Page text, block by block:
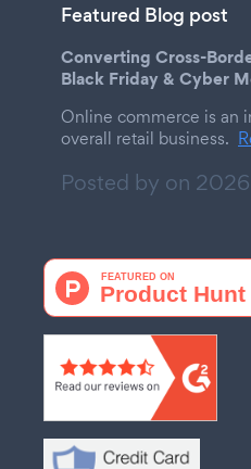
Featured Blog post
Converting Cross-
Black Friday & Cyber
Online commerce is an
overall retail business.
Posted by on